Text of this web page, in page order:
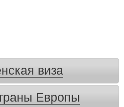
виза
Европы